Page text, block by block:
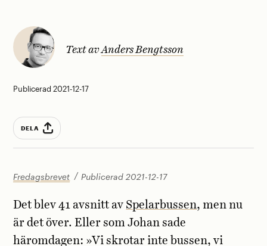
Fredagsbrevet Publicerad 2021-12-17
Text avAnders Bengtsson
Publicerad 2021-12-17
DELA
Det blev 41 avsnitt av Spelarbussen, men nu
är det över. Eller som Johan sade
häromdagen: »Vi skrotar inte bussen, vi